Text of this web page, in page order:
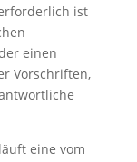
ist
einen
Vorschriften,
eine vom